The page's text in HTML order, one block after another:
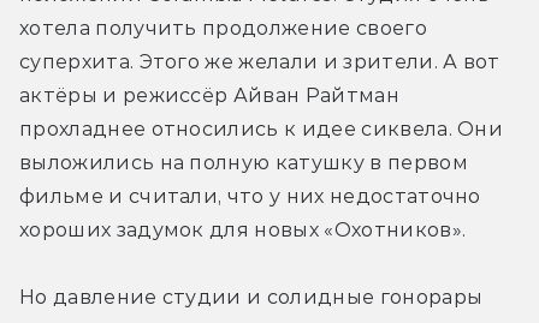
хотела получить продолжение своего
суперхита. Этого же желали и зрители. А вот
актёры и режиссёр Айван Райтман
прохладнее относились к идее сиквела. Они
выложились на полную катушку в первом
фильме и считали, что у них недостаточно
хороших задумок для новых «Охотников».
Но давление студии и солидные гонорары